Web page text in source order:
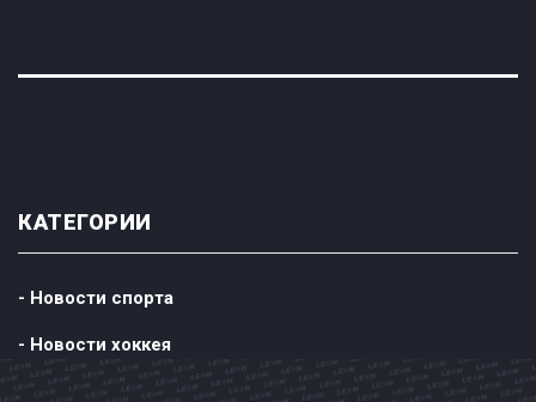
КАТЕГОРИИ
- Новости спорта
- Новости хоккея